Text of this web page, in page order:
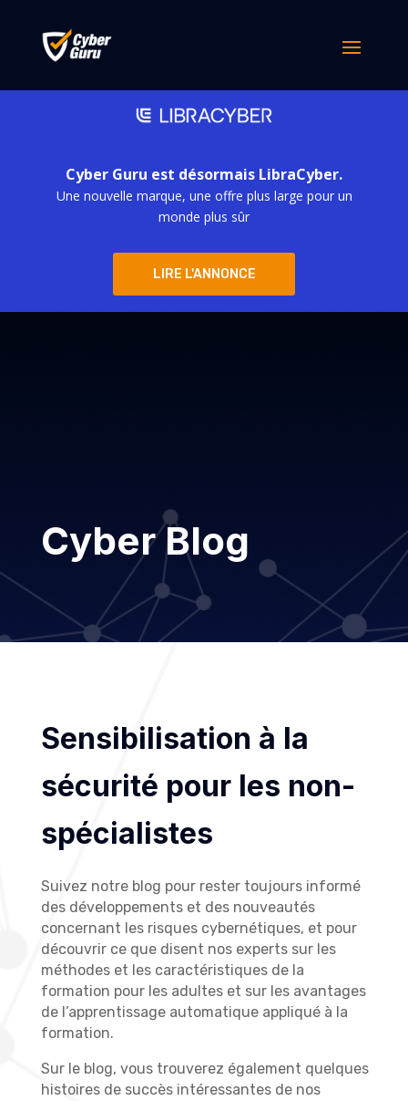
Cyber Guru est désormais LibraCyber.
Une nouvelle marque, une offre plus large pour un
monde plus sûr
LIRE L'ANNONCE
Cyber Blog
Sensibilisation à la
sécurité pour les non-
spécialistes
Suivez notre blog pour rester toujours informé
des développements et des nouveautés
concernant les risques cybernétiques, et pour
découvrir ce que disent nos experts sur les
méthodes et les caractéristiques de la
formation pour les adultes et sur les avantages
de l’apprentissage automatique appliqué à la
formation.
Sur le blog, vous trouverez également quelques
histoires de succès intéressantes de nos